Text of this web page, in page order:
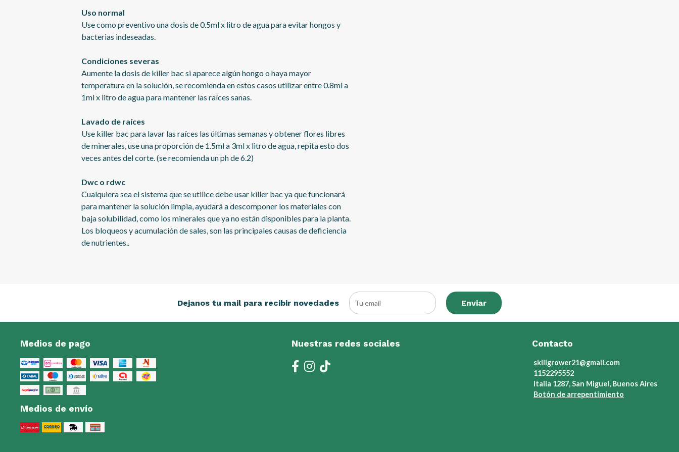
Uso normal
Use como preventivo una dosis de 0.5ml x litro de agua para evitar hongos y
bacterias indeseadas.
Condiciones severas
Aumente la dosis de killer bac si aparece algún hongo o haya mayor
temperatura en la solución, se recomienda en estos casos utilizar entre 0.8ml a
1ml x litro de agua para mantener las raíces sanas.
Lavado de raíces
Use killer bac para lavar las raíces las últimas semanas y obtener flores libres
de minerales, use una proporción de 1.5ml a 3ml x litro de agua, repita esto dos
veces antes del corte. (se recomienda un ph de 6.2)
Dwc o rdwc
Cualquiera sea el sistema que se utilice debe usar killer bac ya que funcionará
para mantener la solución limpia, ayudará a descomponer los materiales con
baja solubilidad, como los minerales que ya no están disponibles para la planta.
Los bloqueos y acumulación de sales, son las principales causas de deficiencia
de nutrientes..
Dejanos tu mail para recibir novedades Enviar
Medios de pago
Medios de envío
Nuestras redes sociales Contacto
skillgrower21@gmail.com
1152295552
Italia 1287, San Miguel, Buenos Aires
Botón de arrepentimiento